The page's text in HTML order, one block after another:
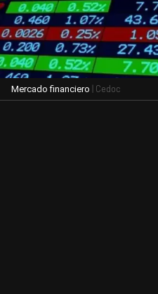
Mercado financiero | Cedoc